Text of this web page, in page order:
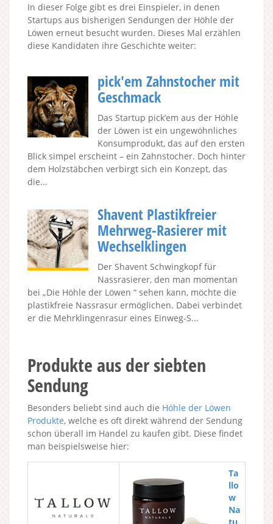
In dieser Folge gibt es drei Einspieler, in denen
Startups aus bisherigen Sendungen der Höhle der
Löwen erneut besucht wurden. Dieses Mal erzählen
diese Kandidaten ihre Geschichte weiter:
pick'em Zahnstocher mit
Geschmack
Das Startup pick’em aus der Höhle
der Löwen ist ein ungewöhnliches
Konsumprodukt, das auf den ersten
Blick simpel erscheint – ein Zahnstocher. Doch hinter
dem Holzstäbchen verbirgt sich ein Konzept, das
die...
Shavent Plastikfreier
Mehrweg-Rasierer mit
Wechselklingen
Der Shavent Schwingkopf für
Nassrasierer, den man momentan
bei „Die Höhle der Löwen “ sehen kann, möchte die
plastikfreie Nassrasur ermöglichen. Dabei verbindet
er die Mehrklingenrasur eines Einweg-S...
Produkte aus der siebten
Sendung
Besonders beliebt sind auch die Höhle der Löwen
Produkte, welche es oft direkt während der Sendung
schon überall im Handel zu kaufen gibt. Diese findet
man beispielsweise hier:
Ta
llo
w
Na